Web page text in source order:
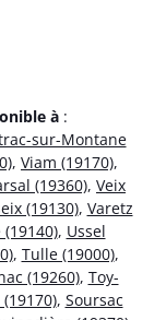
à :
sur-Montane
, Viam (19170),
(19360), Veix
(19130), Varetz
, Ussel
, Tulle (19000),
(19260), Toy-
, Soursac